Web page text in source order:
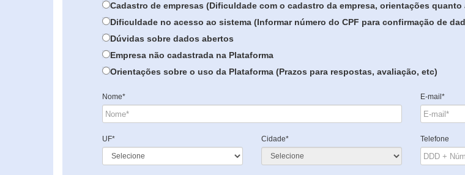
Cadastro de empresas (Dificuldade com o cadastro da empresa, orientações
Dificuldade no acesso ao sistema (Informar número do CPF para confirmação de
Dúvidas sobre dados abertos
Empresa não cadastrada na Plataforma
Orientações sobre o uso da Plataforma (Prazos para respostas, avaliação, etc)
Nome* E-mail*
UF* Cidade* Telefone